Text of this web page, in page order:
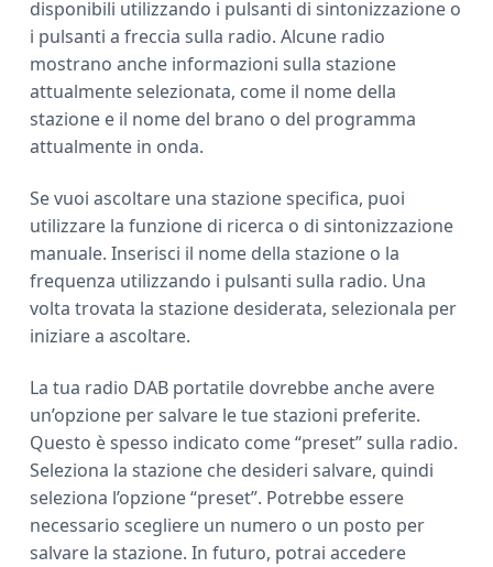
disponibili utilizzando i pulsanti di sintonizzazione o
i pulsanti a freccia sulla radio. Alcune radio
mostrano anche informazioni sulla stazione
attualmente selezionata, come il nome della
stazione e il nome del brano o del programma
attualmente in onda.
Se vuoi ascoltare una stazione specifica, puoi
utilizzare la funzione di ricerca o di sintonizzazione
manuale. Inserisci il nome della stazione o la
frequenza utilizzando i pulsanti sulla radio. Una
volta trovata la stazione desiderata, selezionala per
iniziare a ascoltare.
La tua radio DAB portatile dovrebbe anche avere
un’opzione per salvare le tue stazioni preferite.
Questo è spesso indicato come “preset” sulla radio.
Seleziona la stazione che desideri salvare, quindi
seleziona l’opzione “preset”. Potrebbe essere
necessario scegliere un numero o un posto per
salvare la stazione. In futuro, potrai accedere